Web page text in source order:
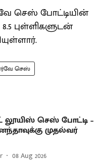
செஸ் போட்டியின்
புள்ளிகளுடன்
செஸ்
லூயிஸ் செஸ் போட்டி –
முதல்வர்
08 Aug 2026